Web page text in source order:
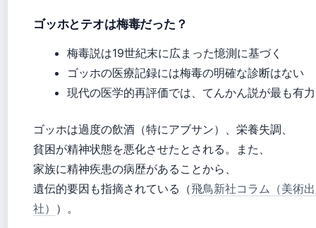
ゴッホとテオは梅毒だった？
梅毒説は19世紀末に広まった憶測に基づく
ゴッホの医療記録には梅毒の明確な診断はない
現代の医学的再評価では、てんかん説が最も有力
ゴッホは過度の飲酒（特にアブサン）、栄養失調、
貧困が精神状態を悪化させたとされる。また、
家族に精神疾患の病歴があることから、
遺伝的要因も指摘されている（飛鳥新社コラム（美術
社） ）。